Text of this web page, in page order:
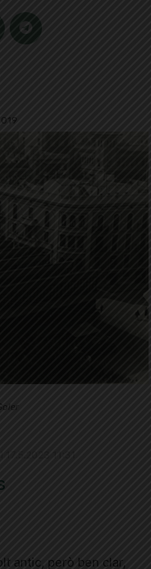
antic, però ben clar,